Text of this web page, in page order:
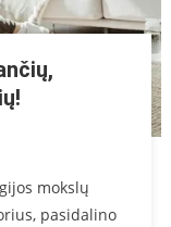
mokslų
pasidalino